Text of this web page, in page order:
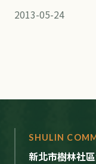
2013-05-24
SHULIN
新北市樹林社